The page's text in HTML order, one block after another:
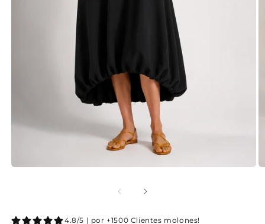
4.8/5 | por +1500 Clientes molones!